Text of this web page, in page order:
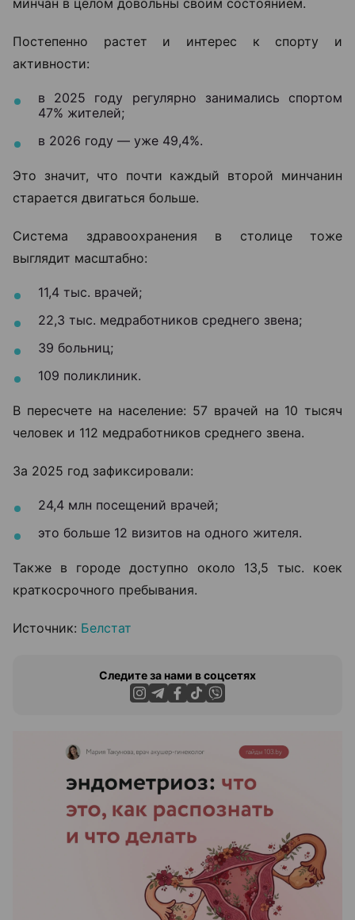
Постепенно растет и интерес к спорту и
активности:
в 2025 году регулярно занимались спортом
47% жителей;
в 2026 году — уже 49,4%.
Это значит, что почти каждый второй минчанин
старается двигаться больше.
Система здравоохранения в столице тоже
выглядит масштабно:
11,4 тыс. врачей;
22,3 тыс. медработников среднего звена;
39 больниц;
109 поликлиник.
В пересчете на население: 57 врачей на 10 тысяч
человек и 112 медработников среднего звена.
За 2025 год зафиксировали:
24,4 млн посещений врачей;
это больше 12 визитов на одного жителя.
Также в городе доступно около 13,5 тыс. коек
краткосрочного пребывания.
Источник: Белстат
Следите за нами в соцсетях
ЭФФЕКТИВНАЯ РЕКЛАМА НА САЙТЕ